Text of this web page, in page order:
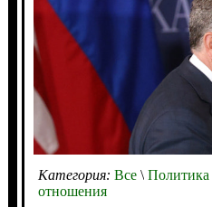
Категория: Все\Политика
отношения